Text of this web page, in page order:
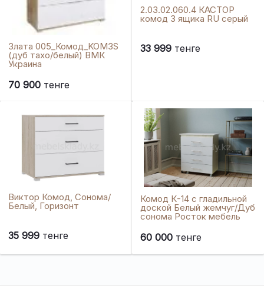
Злата 005_Комод_KOM3S
(дуб тахо/белый) ВМК
Украина
70 900 тенге
2.03.02.060.4 КАСТОР
комод 3 ящика RU серый
33 999 тенге
Виктор Комод, Сонома/
Белый, Горизонт
35 999 тенге
Комод К-14 с гладильной
доской Белый жемчуг/Дуб
сонома Росток мебель
60 000 тенге